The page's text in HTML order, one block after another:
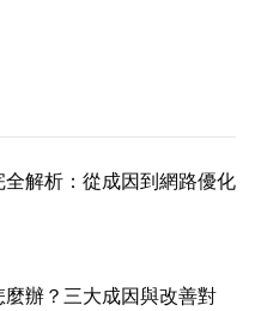
解析：從成因到網路優化
辦？三大成因與改善對